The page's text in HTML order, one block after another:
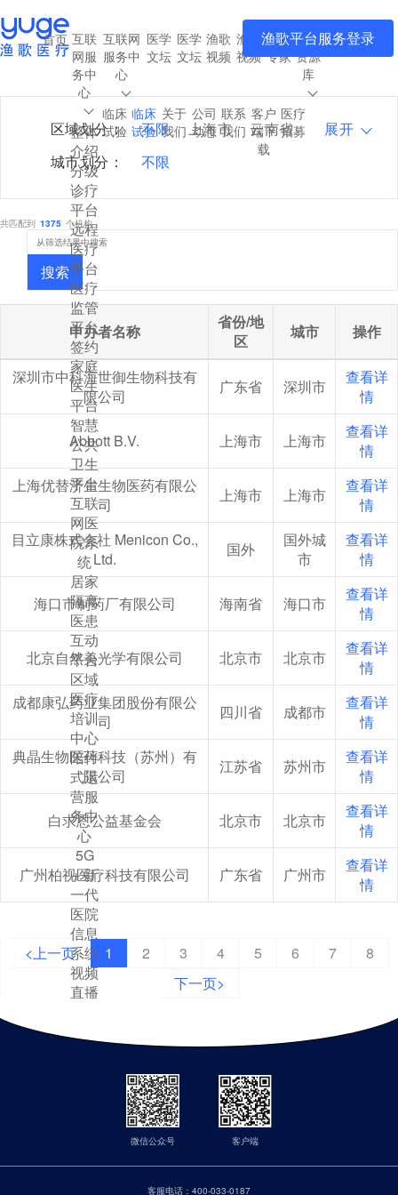
首页 互联
网服
务中
心
整体
介绍
分级
诊疗
平台
远程
医疗
平台
医疗
监管
平台
签约
家庭
医生
平台
智慧
公共
卫生
平台
互联
网医
院系
统
居家
隔离
医患
互动
平台
区域
医疗
培训
中心
陪伴
式运
营服
务中
心
5G
+ 新
一代
医院
信息
系统
视频
直播
互联网
服务中
心
医学
文坛
医学
文坛
渔歌
视频
渔歌
视频
渔歌
专家
医疗
资源
库
临床
试验
临床
试验
关于
我们
公司
动态
联系
我们
客户
端下
载
医疗
招募
渔歌平台服务登录
项目筛选 机构筛选 申办者筛选
CRO筛选
区域划分： 展开
不限 上海市
云南省
内蒙古自治区
北京市
新疆维吾尔自治区
江西省
河北省
河南省
浙江省
海南省
湖北省
湖南省
甘肃省
福建省
西藏自治区
辽宁省
重庆市
陕西省
青海省
香港
黑龙江省
城市划分： 不限
共匹配到 1375 个机构
搜索
申办者名称
省份/地
区
城市 操作
深圳市中科海世御生物科技有
限公司
广东省 深圳市
查看详
情
Abbott B.V. 上海市 上海市
查看详
情
上海优替济生生物医药有限公
司
上海市 上海市
查看详
情
目立康株式会社 Menicon Co.,
Ltd.
国外
国外城
市
查看详
情
海口市制药厂有限公司 海南省 海口市
查看详
情
北京自然美光学有限公司 北京市 北京市
查看详
情
成都康弘药业集团股份有限公
司
四川省 成都市
查看详
情
典晶生物医药科技（苏州）有
限公司
江苏省 苏州市
查看详
情
白求恩公益基金会 北京市 北京市
查看详
情
广州柏视医疗科技有限公司 广东省 广州市
查看详
情
<上一页 1 2 3 4 5 6 7
8
下一页>
微信公众号 客户端
客服电话： 400-033-0187